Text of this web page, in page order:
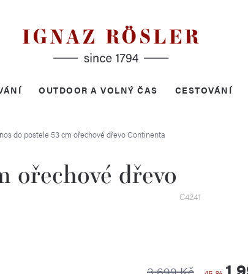
OUTDOOR A VOLNÝ ČAS CESTOVÁNÍ
do postele 53 cm ořechové dřevoContinenta
ořechové dřevo
C4241
1